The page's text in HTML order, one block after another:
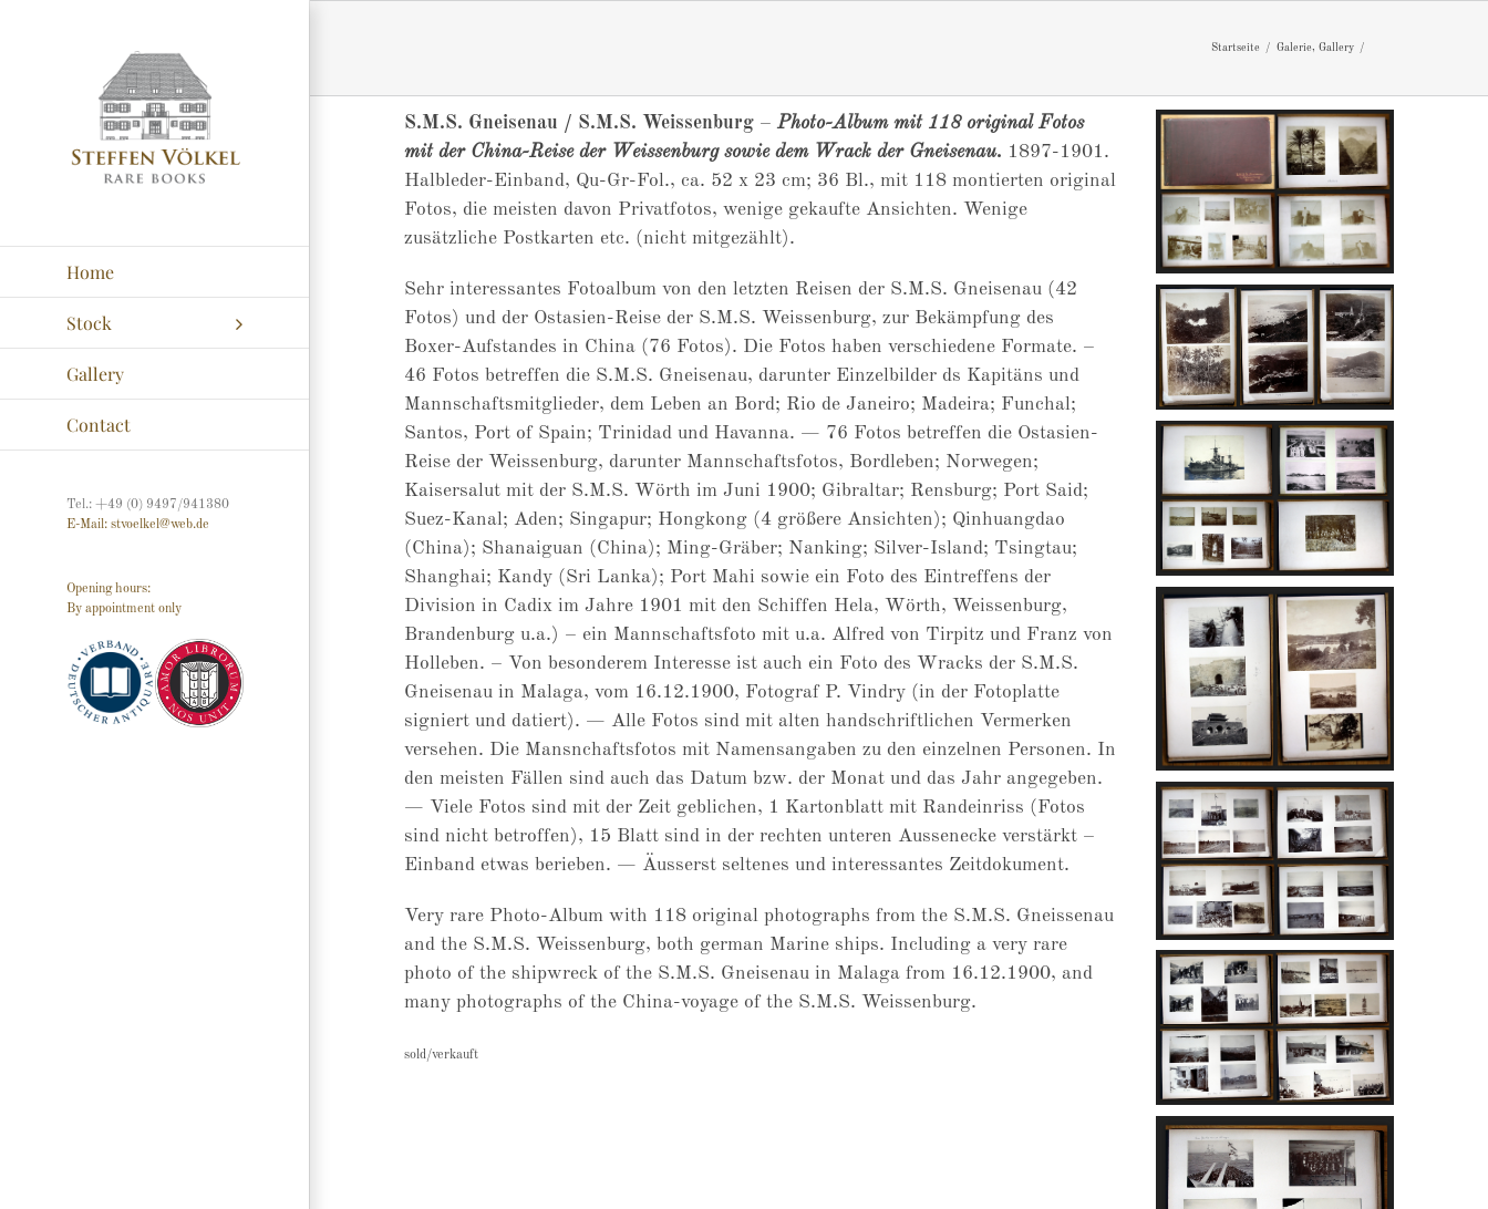
Home
Stock
Gallery
Contact
Tel.: +49 (0) 9497/941380
E-Mail: stvoelkel@web.de
Opening hours:
By appointment only
Startseite Galerie Gallery
S.M.S. Gneisenau / S.M.S. Weissenburg –Photo-Album mit 118 original Fotos
mit der China-Reise der Weissenburg sowie dem Wrack der Gneisenau. 1897-1901.
Halbleder-Einband, Qu-Gr-Fol., ca. 52 x 23 cm; 36 Bl., mit 118 montierten original
Fotos, die meisten davon Privatfotos, wenige gekaufte Ansichten. Wenige
zusätzliche Postkarten etc. (nicht mitgezählt).
Sehr interessantes Fotoalbum von den letzten Reisen der S.M.S. Gneisenau (42
Fotos) und der Ostasien-Reise der S.M.S. Weissenburg, zur Bekämpfung des
Boxer-Aufstandes in China (76 Fotos). Die Fotos haben verschiedene Formate. –
46 Fotos betreffen die S.M.S. Gneisenau, darunter Einzelbilder ds Kapitäns und
Mannschaftsmitglieder, dem Leben an Bord; Rio de Janeiro; Madeira; Funchal;
Santos, Port of Spain; Trinidad und Havanna. — 76 Fotos betreffen die Ostasien-
Reise der Weissenburg, darunter Mannschaftsfotos, Bordleben; Norwegen;
Kaisersalut mit der S.M.S. Wörth im Juni 1900; Gibraltar; Rensburg; Port Said;
Suez-Kanal; Aden; Singapur; Hongkong (4 größere Ansichten); Qinhuangdao
(China); Shanaiguan (China); Ming-Gräber; Nanking; Silver-Island; Tsingtau;
Shanghai; Kandy (Sri Lanka); Port Mahi sowie ein Foto des Eintreffens der
Division in Cadix im Jahre 1901 mit den Schiffen Hela, Wörth, Weissenburg,
Brandenburg u.a.) – ein Mannschaftsfoto mit u.a. Alfred von Tirpitz und Franz von
Holleben. – Von besonderem Interesse ist auch ein Foto des Wracks der S.M.S.
Gneisenau in Malaga, vom 16.12.1900, Fotograf P. Vindry (in der Fotoplatte
signiert und datiert). — Alle Fotos sind mit alten handschriftlichen Vermerken
versehen. Die Mansnchaftsfotos mit Namensangaben zu den einzelnen Personen. In
den meisten Fällen sind auch das Datum bzw. der Monat und das Jahr angegeben.
— Viele Fotos sind mit der Zeit geblichen, 1 Kartonblatt mit Randeinriss (Fotos
sind nicht betroffen), 15 Blatt sind in der rechten unteren Aussenecke verstärkt –
Einband etwas berieben. — Äusserst seltenes und interessantes Zeitdokument.
Very rare Photo-Album with 118 original photographs from the S.M.S. Gneissenau
and the S.M.S. Weissenburg, both german Marine ships. Including a very rare
photo of the shipwreck of the S.M.S. Gneisenau in Malaga from 16.12.1900, and
many photographs of the China-voyage of the S.M.S. Weissenburg.
sold/verkauft